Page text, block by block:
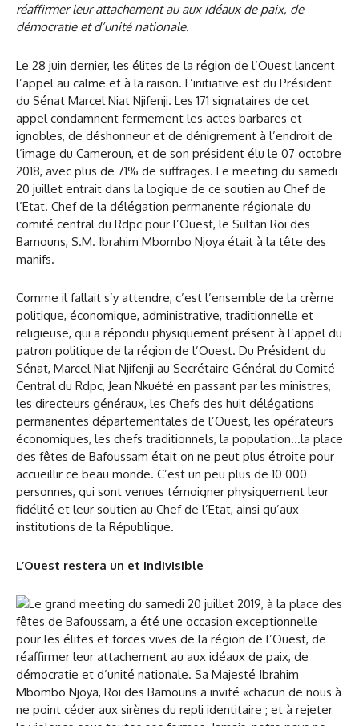
réaffirmer leur attachement au aux idéaux de paix, de
démocratie et d’unité nationale.
Le 28 juin dernier, les élites de la région de l’Ouest lancent
l’appel au calme et à la raison. L’initiative est du Président
du Sénat Marcel Niat Njifenji. Les 171 signataires de cet
appel condamnent fermement les actes barbares et
ignobles, de déshonneur et de dénigrement à l’endroit de
l’image du Cameroun, et de son président élu le 07 octobre
2018, avec plus de 71% de suffrages. Le meeting du samedi
20 juillet entrait dans la logique de ce soutien au Chef de
l’Etat. Chef de la délégation permanente régionale du
comité central du Rdpc pour l’Ouest, le Sultan Roi des
Bamouns, S.M. Ibrahim Mbombo Njoya était à la tête des
manifs.
Comme il fallait s’y attendre, c’est l’ensemble de la crème
politique, économique, administrative, traditionnelle et
religieuse, qui a répondu physiquement présent à l’appel du
patron politique de la région de l’Ouest. Du Président du
Sénat, Marcel Niat Njifenji au Secrétaire Général du Comité
Central du Rdpc, Jean Nkuété en passant par les ministres,
les directeurs généraux, les Chefs des huit délégations
permanentes départementales de l’Ouest, les opérateurs
économiques, les chefs traditionnels, la population…la place
des fêtes de Bafoussam était on ne peut plus étroite pour
accueillir ce beau monde. C’est un peu plus de 10 000
personnes, qui sont venues témoigner physiquement leur
fidélité et leur soutien au Chef de l’Etat, ainsi qu’aux
institutions de la République.
L’Ouest restera un et indivisible